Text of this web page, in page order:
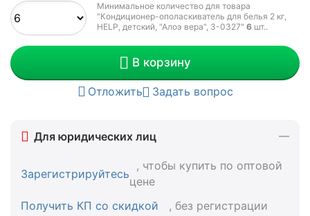
Минимальное количество для товара
"Кондиционер-ополаскиватель для белья 2 кг,
HELP, детский, "Алоэ вера", 3-0327" 6 шт..
В корзину
Отложить Задать вопрос
Для юридических лиц
Зарегистрируйтесь
, чтобы купить по оптовой
цене
Получить КП со скидкой
, без регистрации